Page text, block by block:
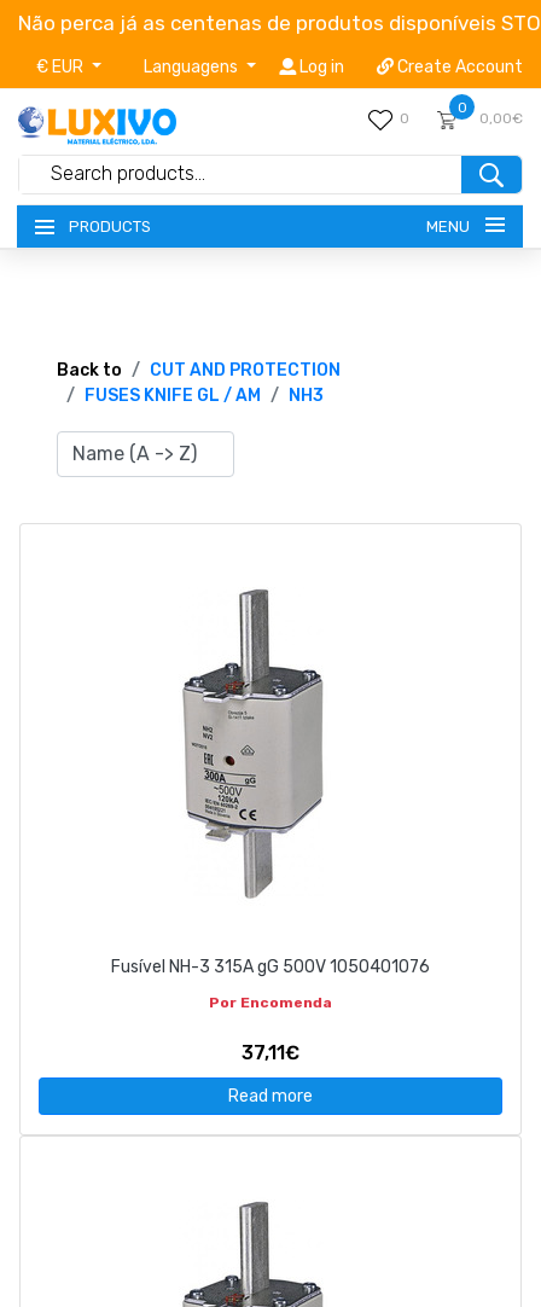
Não perca já as centenas de produtos disponíveis
€ EUR Languagens Log in Create Account
0
0
0,00€
PRODUCTS MENU
TERMS OF SERVICE
geral@luxivo.pt
Back to
CUT AND PROTECTION
FUSES KNIFE GL / AM
NH3
Fusível NH-3 315A gG 500V 1050401076
Por Encomenda
37,11€
Read more